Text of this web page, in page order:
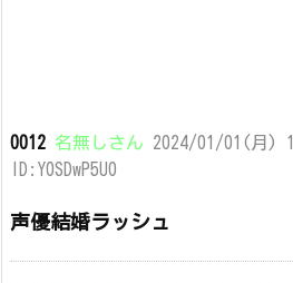
0012 名無しさん 2024/01/01(月)
ID:Y0SDwP5U0
声優結婚ラッシュ